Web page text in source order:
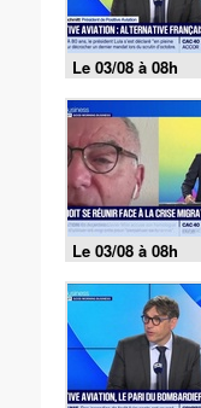
Le 03/08 à 08h
Le 03/08 à 08h